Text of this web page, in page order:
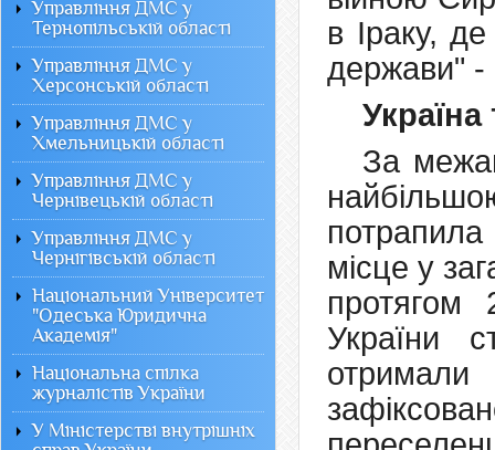
в Іраку,
держави" -
За
місце у
протягом
України
отримали
Управління ДМС у
Тернопільській області
Управління ДМС у
Херсонській області
Управління ДМС у
Хмельницькій області
Управління ДМС у
Чернівецькій області
Управління ДМС у
Чернігівській області
Національний Університет
"Одеська Юридична
Академія"
Національна спілка
журналістів України
У Міністерстві внутрішніх